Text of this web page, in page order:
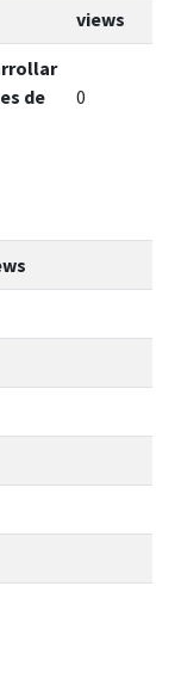
views
de
0